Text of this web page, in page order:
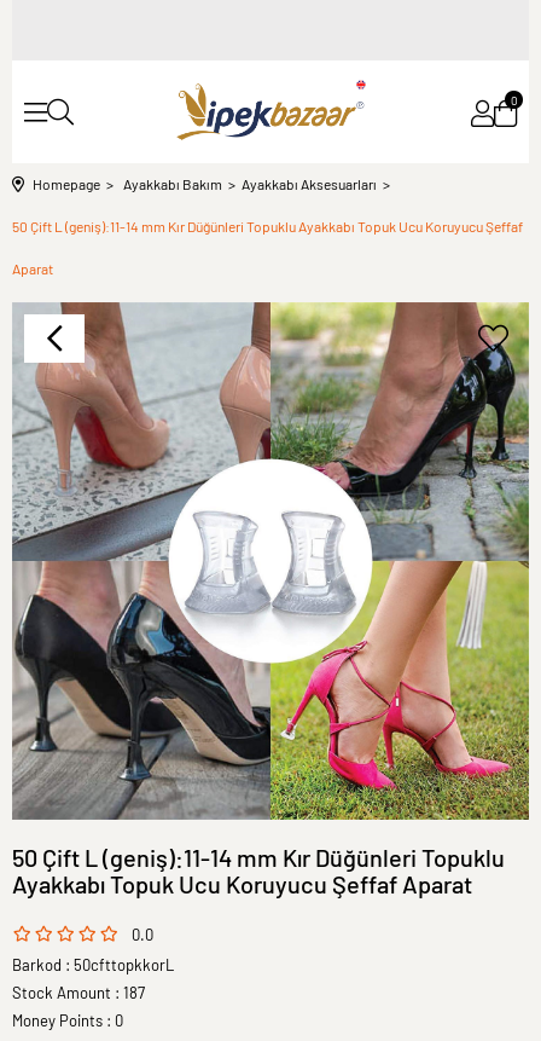
0
Homepage Ayakkabı Bakım Ayakkabı Aksesuarları
50 Çift L (geniş):11-14 mm Kır Düğünleri Topuklu Ayakkabı Topuk Ucu Koruyucu Şeffaf
Aparat
50 Çift L (geniş):11-14 mm Kır Düğünleri Topuklu
Ayakkabı Topuk Ucu Koruyucu Şeffaf Aparat
0.0
Barkod : 50cfttopkkorL
Stock Amount : 187
Money Points : 0